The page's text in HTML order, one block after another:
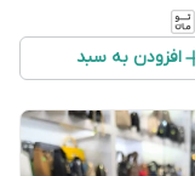
افزودن به سبد